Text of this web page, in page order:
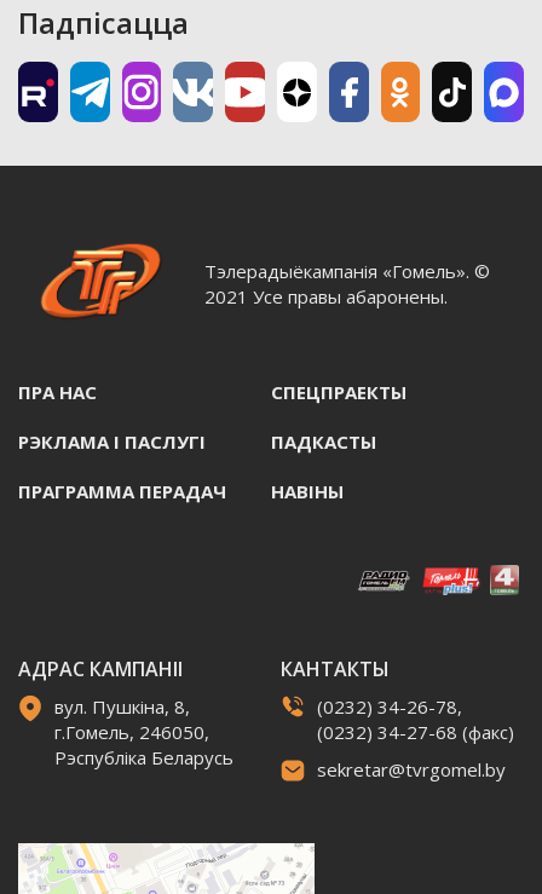
Падпісацца
Тэлерадыёкампанія «Гомель». ©
2021 Усе правы абаронены.
ПРА НАС СПЕЦПРАЕКТЫ
РЭКЛАМА I ПАСЛУГI ПАДКАСТЫ
ПРАГРАММА ПЕРАДАЧ НАВIНЫ
АДРАС КАМПАНІІ
вул. Пушкіна, 8,
г.Гомель, 246050,
Рэспубліка Беларусь
КАНТАКТЫ
(0232) 34-26-78,
(0232) 34-27-68 (факс)
sekretar@tvrgomel.by